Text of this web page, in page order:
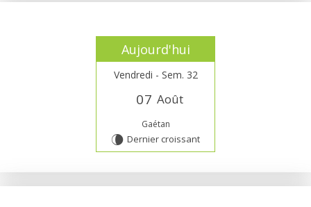
Aujourd'hui
Vendredi - Sem. 32
07 Août
Gaétan
V Dernier croissant